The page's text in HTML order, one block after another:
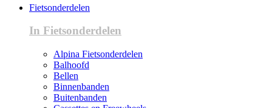
Fietsonderdelen
In Fietsonderdelen
Alpina Fietsonderdelen
Balhoofd
Bellen
Binnenbanden
Buitenbanden